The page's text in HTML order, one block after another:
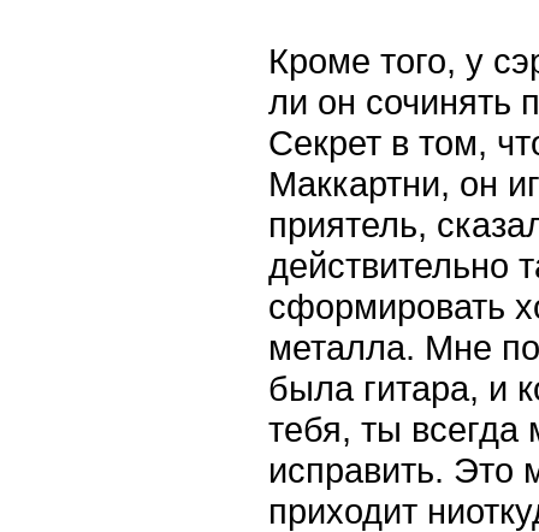
Кроме того, у
ли он сочинять
Секрет в том,
Маккартни, он
приятель,
действительно
сформировать
металла. Мне
была гитара, и
тебя, ты всегда
исправить. Это
приходит